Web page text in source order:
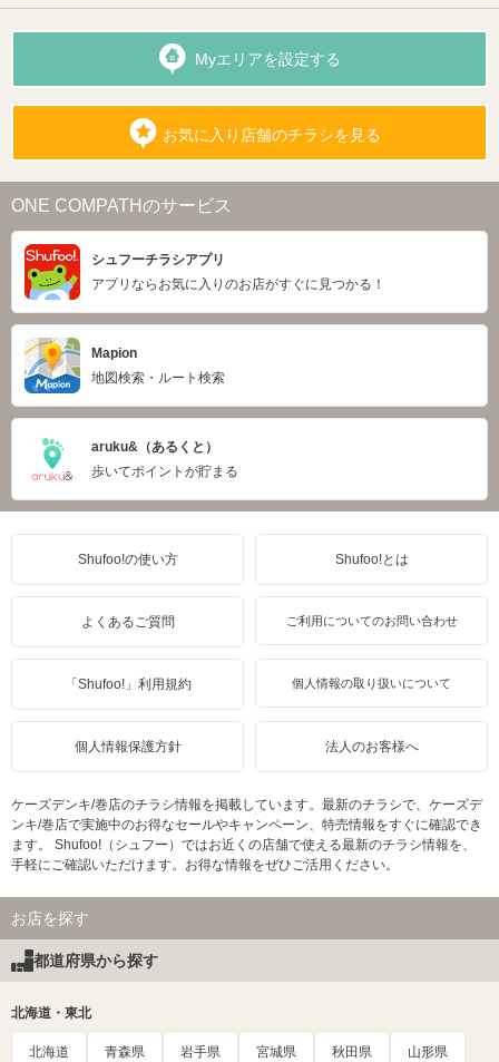
Myエリアを設定する
お気に入り店舗のチラシを見る
ONE COMPATHのサービス
シュフーチラシアプリ
アプリならお気に入りのお店がすぐに見つかる！
Mapion
地図検索・ルート検索
aruku&（あるくと）
歩いてポイントが貯まる
Shufoo!の使い方 Shufoo!とは
よくあるご質問 ご利用についてのお問い合わせ
「Shufoo!」利用規約 個人情報の取り扱いについて
個人情報保護方針 法人のお客様へ
ケーズデンキ/巻店のチラシ情報を掲載しています。最新のチラシで、ケーズデ
ンキ/巻店で実施中のお得なセールやキャンペーン、特売情報をすぐに確認でき
ます。 Shufoo!（シュフー）ではお近くの店舗で使える最新のチラシ情報を、
手軽にご確認いただけます。お得な情報をぜひご活用ください。
お店を探す
都道府県から探す
北海道・東北
北海道 青森県 岩手県 宮城県 秋田県 山形県